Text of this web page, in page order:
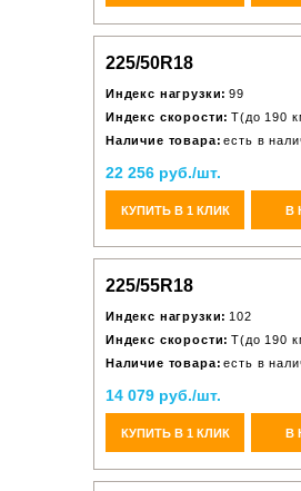
225/50R18
Индекс нагрузки: 99
Индекс скорости: T(до 190
Наличие товара: есть в
22 256 руб./шт.
КУПИТЬ В 1 КЛИК В
225/55R18
Индекс нагрузки: 102
Индекс скорости: T(до 190
Наличие товара: есть в
14 079 руб./шт.
КУПИТЬ В 1 КЛИК В